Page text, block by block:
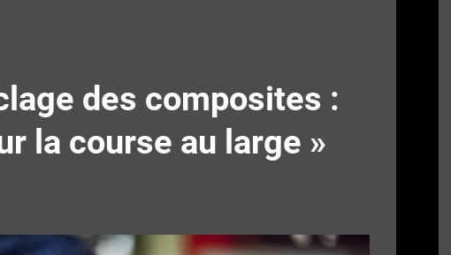
des composites :
la course au large »